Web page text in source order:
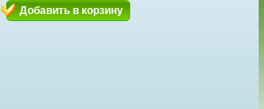
Добавить в корзину